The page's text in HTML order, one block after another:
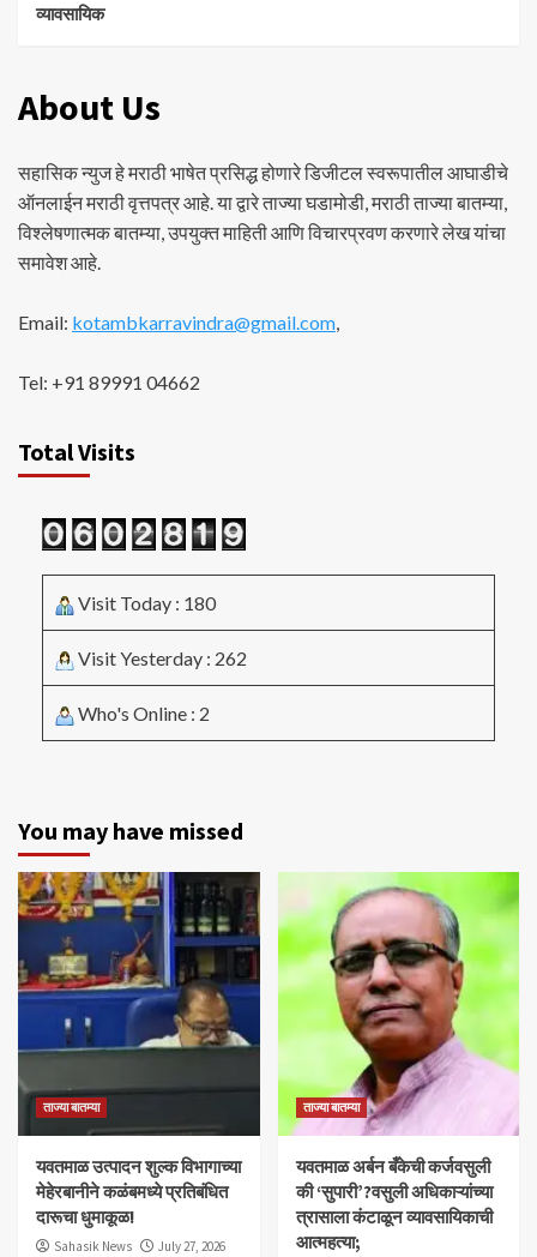
व्यावसायिक
About Us
सहासिक न्युज हे मराठी भाषेत प्रसिद्ध होणारे डिजीटल स्वरूपातील आघाडीचे
ऑनलाईन मराठी वृत्तपत्र आहे. या द्वारे ताज्या घडामोडी, मराठी ताज्या बातम्या,
विश्लेषणात्मक बातम्या, उपयुक्त माहिती आणि विचारप्रवण करणारे लेख यांचा
समावेश आहे.
Email: kotambkarravindra@gmail.com
Tel: +91 89991 04662
Total Visits
Visit Today : 180
Visit Yesterday : 262
Who's Online : 2
You may have missed
ताज्या बातम्या
यवतमाळ उत्पादन शुल्क विभागाच्या
मेहेरबानीने कळंबमध्ये प्रतिबंधित
दारूचा धुमाकूळ!
Sahasik News
July 27, 2026
ताज्या बातम्या
​यवतमाळ अर्बन बँकेची कर्जवसुली
की ‘सुपारी’?वसुली अधिकाऱ्यांच्या
त्रासाला कंटाळून व्यावसायिकाची
आत्महत्या;